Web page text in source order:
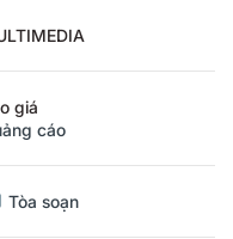
giá
cáo
Tòa soạn